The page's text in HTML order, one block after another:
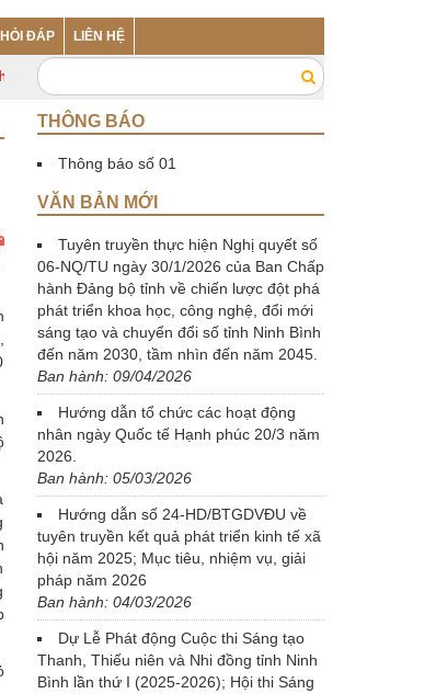
HỎI ĐÁP LIÊN HỆ
Bình
THÔNG BÁO
Thông báo số 01
VĂN BẢN MỚI
Tuyên truyền thực hiện Nghị quyết số
06-NQ/TU ngày 30/1/2026 của Ban Chấp
hành Đảng bộ tỉnh về chiến lược đột phá
phát triển khoa học, công nghệ, đổi mới
sáng tạo và chuyển đổi số tỉnh Ninh Bình
đến năm 2030, tầm nhìn đến năm 2045.
Ban hành: 09/04/2026
Hướng dẫn tổ chức các hoạt động
nhân ngày Quốc tế Hạnh phúc 20/3 năm
2026.
Ban hành: 05/03/2026
Hướng dẫn số 24-HD/BTGDVĐU về
tuyên truyền kết quả phát triển kinh tế xã
hội năm 2025; Mục tiêu, nhiệm vụ, giải
pháp năm 2026
Ban hành: 04/03/2026
Dự Lễ Phát động Cuộc thi Sáng tạo
Thanh, Thiếu niên và Nhi đồng tỉnh Ninh
Bình lần thứ I (2025-2026); Hội thi Sáng